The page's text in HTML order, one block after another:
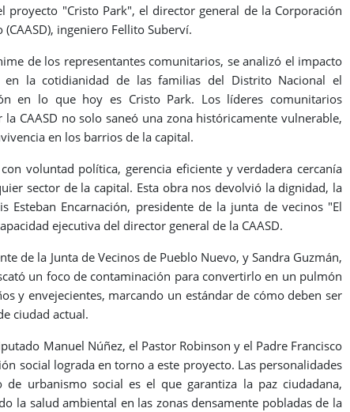
"Cristo Park", el director general de la Corporación
ingeniero Fellito Suberví.
de los representantes comunitarios, se analizó el impacto
la cotidianidad de las familias del Distrito Nacional el
en lo que hoy es Cristo Park. Los líderes comunitarios
CAASD no solo saneó una zona históricamente vulnerable,
en los barrios de la capital.
voluntad política, gerencia eficiente y verdadera cercanía
sector de la capital. Esta obra nos devolvió la dignidad, la
Encarnación, presidente de la junta de vecinos "El
ejecutiva del director general de la CAASD.
de la Junta de Vecinos de Pueblo Nuevo, y Sandra Guzmán,
un foco de contaminación para convertirlo en un pulmón
y envejecientes, marcando un estándar de cómo deben ser
ciudad actual.
Manuel Núñez, el Pastor Robinson y el Padre Francisco
social lograda en torno a este proyecto. Las personalidades
urbanismo social es el que garantiza la paz ciudadana,
la salud ambiental en las zonas densamente pobladas de la